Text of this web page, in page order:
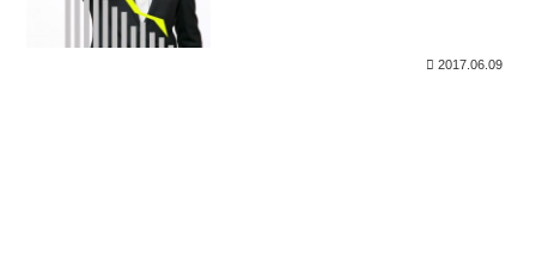
2017.06.09